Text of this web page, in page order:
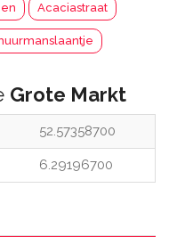
Acaciastraat
Grote Markt
52.57358700
6.29196700